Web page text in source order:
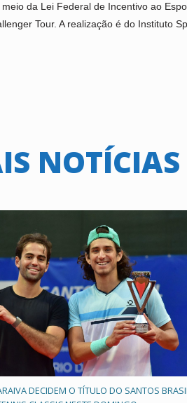
da Lei Federal de Incentivo ao
Tour. A realização é do Instituto
NOTÍCIAS
DECIDEM O TÍTULO DO SANTOS